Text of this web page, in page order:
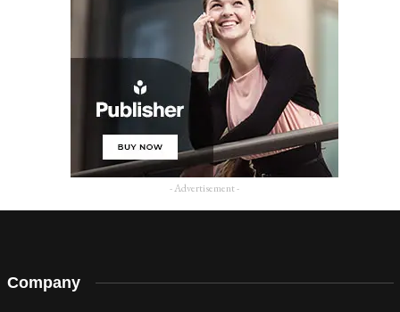
- Advertisement -
Company